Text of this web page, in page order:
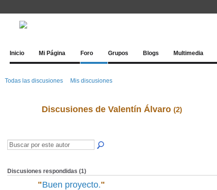
Inicio Mi Página Foro Grupos Blogs Multimedia
Todas las discusiones Mis discusiones
Discusiones de Valentín Álvaro (2)
Discusiones respondidas (1)
"Buen proyecto."